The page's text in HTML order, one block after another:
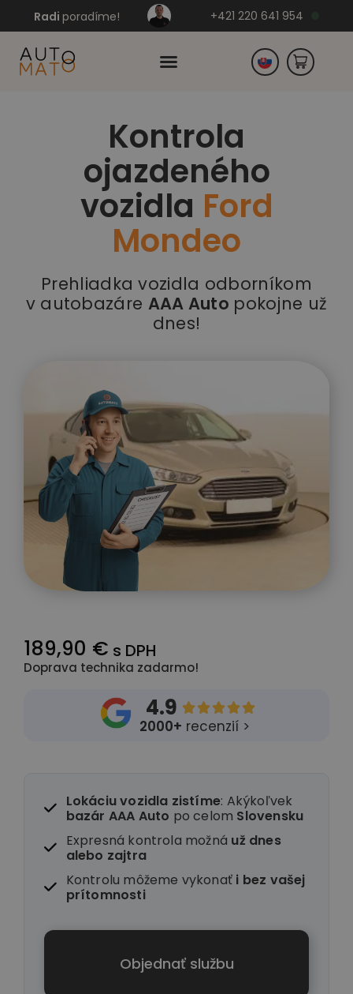
Radi poradíme! +421 220 641 954
Kontrola
ojazdeného
vozidla Ford
Mondeo
Prehliadka vozidla odborníkom
v autobazáre AAA Auto pokojne už
dnes!
189,90 € s DPH
Doprava technika zadarmo!
4.9 
2000+ recenzií >
Lokáciu vozidla zistíme: Akýkoľvek
bazár AAA Auto po celom Slovensku
Expresná kontrola možná už dnes
alebo zajtra
Kontrolu môžeme vykonať i bez vašej
prítomnosti
Objednať službu